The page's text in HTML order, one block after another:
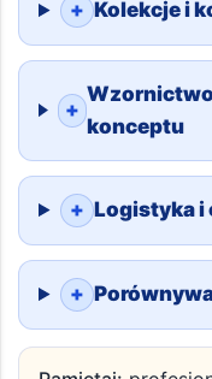
+ Trwałość i
+ Kolekcje i
+
konceptu
+ Logistyka i